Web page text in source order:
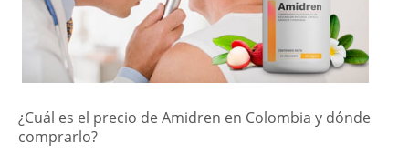
¿Cuál es el precio de Amidren en Colombia y dónde
comprarlo?